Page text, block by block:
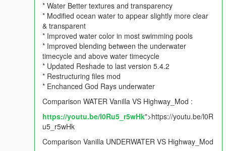
* Water Better textures and transparency
* Modified ocean water to appear slightly more clear
& transparent
* Improved water color in most swimming pools
* Improved blending between the underwater
timecycle and above water timecycle
* Updated Reshade to last version 5.4.2
* Restructuring files mod
* Enchanced God Rays underwater
Comparison WATER Vanilla VS Highway_Mod :
https://youtu.be/l0Ru5_r5wHk">https://youtu.be/l0R
u5_r5wHk
Comparison Vanilla UNDERWATER VS Highway_Mod